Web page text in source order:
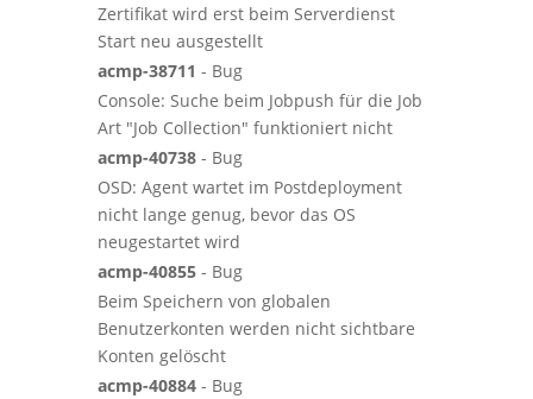
Zertifikat wird erst beim Serverdienst
Start neu ausgestellt
acmp-38711 - Bug
Console: Suche beim Jobpush für die Job
Art "Job Collection" funktioniert nicht
acmp-40738- Bug
OSD: Agent wartet im Postdeployment
nicht lange genug, bevor das OS
neugestartet wird
acmp-40855- Bug
Beim Speichern von globalen
Benutzerkonten werden nicht sichtbare
Konten gelöscht
acmp-40884- Bug